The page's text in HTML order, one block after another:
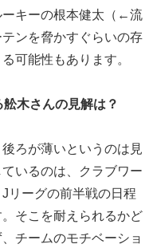
ーキーの根本健太（←流
ンを脅かすぐらいの存
可能性もあります。
木さんの見解は？
ろが薄いというのは見
いるのは、クラブワー
リーグの前半戦の日程
そこを耐えられるかど
チームのモチベーショ